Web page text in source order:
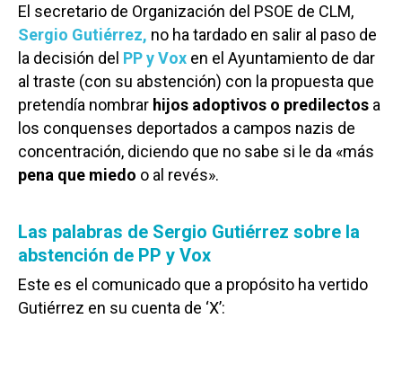
El secretario de Organización del PSOE de CLM,
Sergio Gutiérrez, no ha tardado en salir al paso de
la decisión del PP y Vox en el Ayuntamiento de dar
al traste (con su abstención) con la propuesta que
pretendía nombrar hijos adoptivos o predilectos a
los conquenses deportados a campos nazis de
concentración, diciendo que no sabe si le da «más
pena que miedo o al revés».
Las palabras de Sergio Gutiérrez sobre la
abstención de PP y Vox
Este es el comunicado que a propósito ha vertido
Gutiérrez en su cuenta de ‘X’: